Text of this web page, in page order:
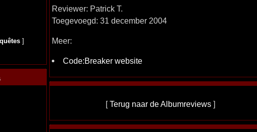
]
Reviewer: Patrick T.
Toegevoegd: 31 december 2004
Meer:
Code:Breaker website
[Terug naar de Albumreviews ]